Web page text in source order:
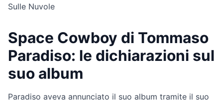
Sulle Nuvole
Space Cowboy di Tommaso
Paradiso: le dichiarazioni sul
suo album
Paradiso aveva annunciato il suo album tramite il suo